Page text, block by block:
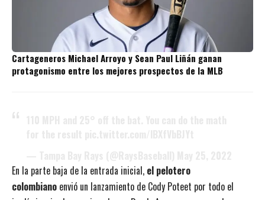
Cartageneros Michael Arroyo y Sean Paul Liñán ganan
protagonismo entre los mejores prospectos de la MLB
En la parte baja de la entrada inicial, el pelotero
colombiano envió un lanzamiento de Cody Poteet por todo el